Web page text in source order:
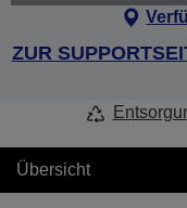
ZUR
Übersicht